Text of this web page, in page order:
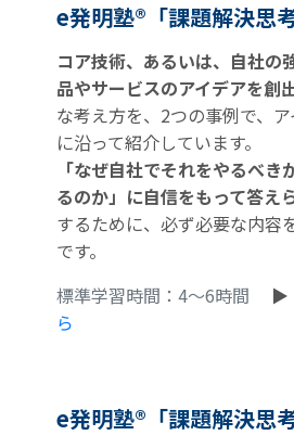
e発明塾®「課題解決思
コア技術、あるいは、自社の
品やサービスのアイデアを創
な考え方を、2つの事例で、
に沿って紹介しています。
「なぜ自社でそれをやるべき
るのか」に自信をもって答え
するために、必ず必要な内容
です。
標準学習時間：4～6時間 ▶
ら
e発明塾®「課題解決思